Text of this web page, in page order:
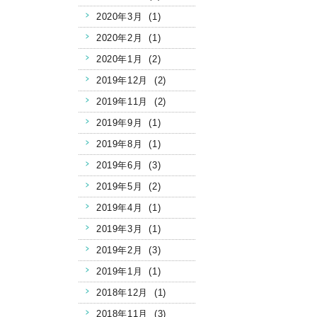
2020年3月 (1)
2020年2月 (1)
2020年1月 (2)
2019年12月 (2)
2019年11月 (2)
2019年9月 (1)
2019年8月 (1)
2019年6月 (3)
2019年5月 (2)
2019年4月 (1)
2019年3月 (1)
2019年2月 (3)
2019年1月 (1)
2018年12月 (1)
2018年11月 (3)